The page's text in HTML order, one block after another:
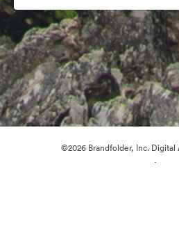
©2026 Brandfolder, Inc. Digital
·